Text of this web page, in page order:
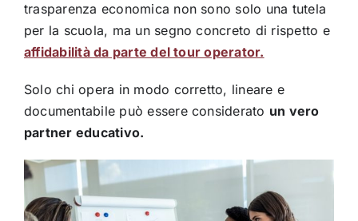
trasparenza economica non sono solo una tutela
per la scuola, ma un segno concreto di rispetto e
affidabilità da parte del tour operator.
Solo chi opera in modo corretto, lineare e
documentabile può essere considerato un vero
partner educativo.